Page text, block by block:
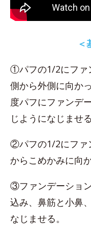
＜
①パフの1/2にファ
側から外側に向か
度パフにファンデ
じようになじませる
②パフの1/2にファ
からこめかみに向
③ファンデーショ
込み、鼻筋と小鼻
なじませる。